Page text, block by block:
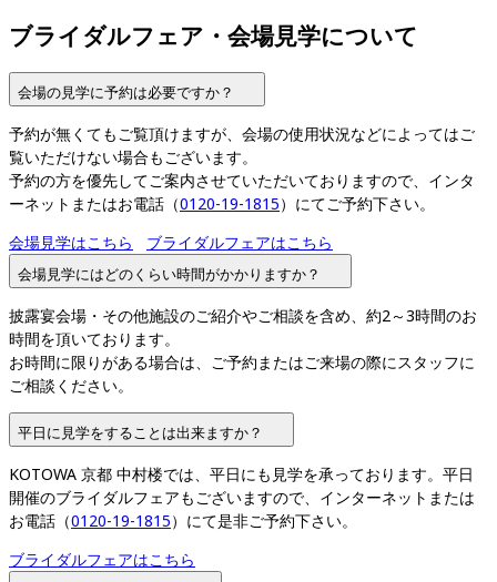
ブライダルフェア・会場見学について
会場の見学に予約は必要ですか？
予約が無くてもご覧頂けますが、会場の使用状況などによってはご
覧いただけない場合もございます。
予約の方を優先してご案内させていただいておりますので、インタ
ーネットまたはお電話（0120-19-1815）にてご予約下さい。
会場見学はこちら
ブライダルフェアはこちら
会場見学にはどのくらい時間がかかりますか？
披露宴会場・その他施設のご紹介やご相談を含め、約2～3時間のお
時間を頂いております。
お時間に限りがある場合は、ご予約またはご来場の際にスタッフに
ご相談ください。
平日に見学をすることは出来ますか？
KOTOWA 京都 中村楼では、平日にも見学を承っております。平日
開催のブライダルフェアもございますので、インターネットまたは
お電話（0120-19-1815）にて是非ご予約下さい。
ブライダルフェアはこちら